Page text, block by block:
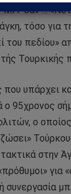
ΜΙΤ σαν …
τόσο για
του πεδίου»
Τουρκικής
υπάρχει
ο 95χρονος
ο
τακτικά στην
για
συνεργασία